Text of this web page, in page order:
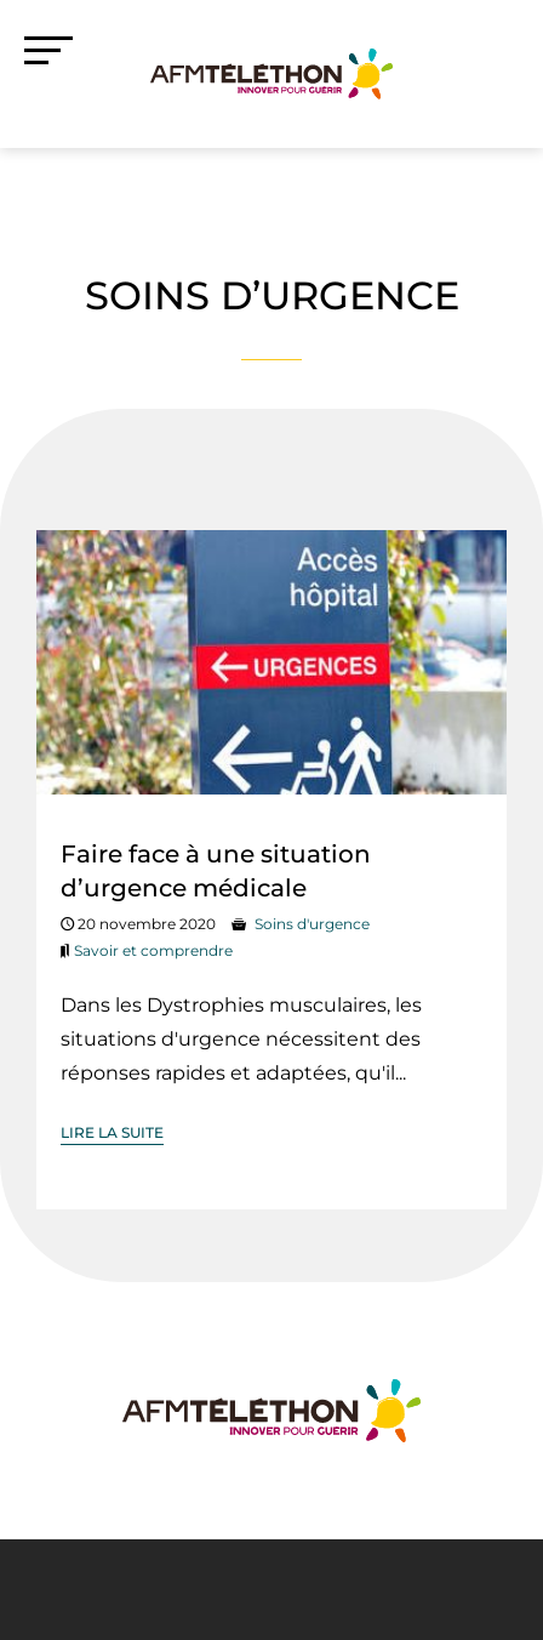
SOINS D’URGENCE
Faire face à une situation
d’urgence médicale
20 novembre 2020
Soins d'urgence
Savoir et comprendre
Dans les Dystrophies musculaires, les
situations d'urgence nécessitent des
réponses rapides et adaptées, qu'il...
LIRE LA SUITE